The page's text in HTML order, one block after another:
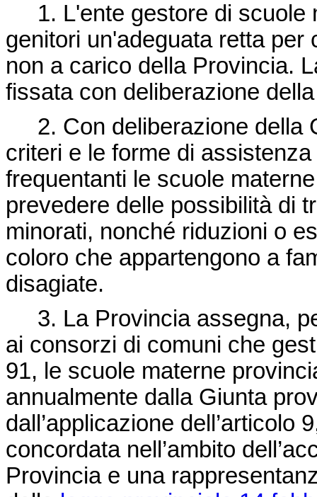
1. L'ente gestore di scuole
genitori un'adeguata retta
non a carico della Provincia.
fissata con deliberazione
2. Con deliberazione della
criteri e le forme di
frequentanti le scuole
prevedere delle possibilità di
minorati, nonché riduzioni o
coloro che appartengono a
disagiate.
3. La Provincia assegna,
ai consorzi di comuni che
91, le scuole materne
annualmente dalla Giunta
dall’applicazione dell’articolo
concordata nell’ambito
Provincia e una